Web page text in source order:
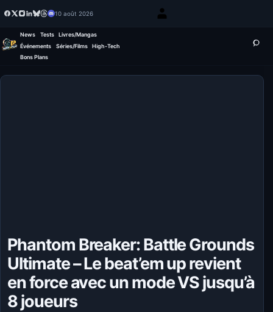
10 août 2026
News Tests
Livres/Mangas
Événements
Séries/Films
High-Tech
Bons Plans
Phantom Breaker: Battle Grounds
Ultimate – Le beat’em up revient
en force avec un mode VS jusqu’à
8 joueurs